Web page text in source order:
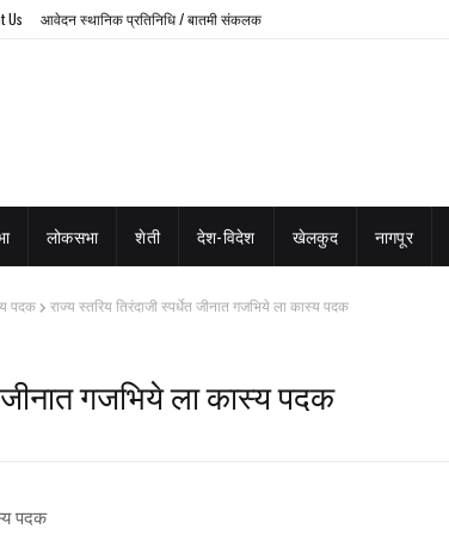
Us आवेदन स्थानिक प्रतिनिधि / बातमी संकलक
लोकसभा शेती देश-विदेश खेलकुद नागपूर
पदक राज्य स्तरिय तिरंदाजी स्पर्धेत जीनात गजभिये ला कास्य पदक
जीनात गजभिये ला कास्य पदक
पदक